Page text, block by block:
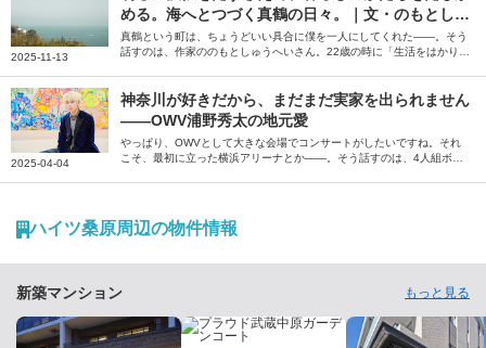
2025-11-13
める。海へとつづく真鶴の日々。｜文・のもとしゅ
うへい（作家）
真鶴という町は、ちょうどいい具合に僕を一人にしてくれた――。そう
話すのは、作家ののもとしゅうへいさん。22歳の時に「生活をはかりな
2025-04-04
神奈川が好きだから、まだまだ実家を出られません
――OWV浦野秀太の地元愛
やっぱり、OWVとして大きな会場でコンサートがしたいですね。それ
こそ、最初に立った横浜アリーナとか――。そう話すのは、4人組ボー
ハイツ桑原周辺の物件情報
新築マンション もっと見る